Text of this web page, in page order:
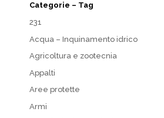
Categorie – Tag
231
Acqua – Inquinamento idrico
Agricoltura e zootecnia
Appalti
Aree protette
Armi